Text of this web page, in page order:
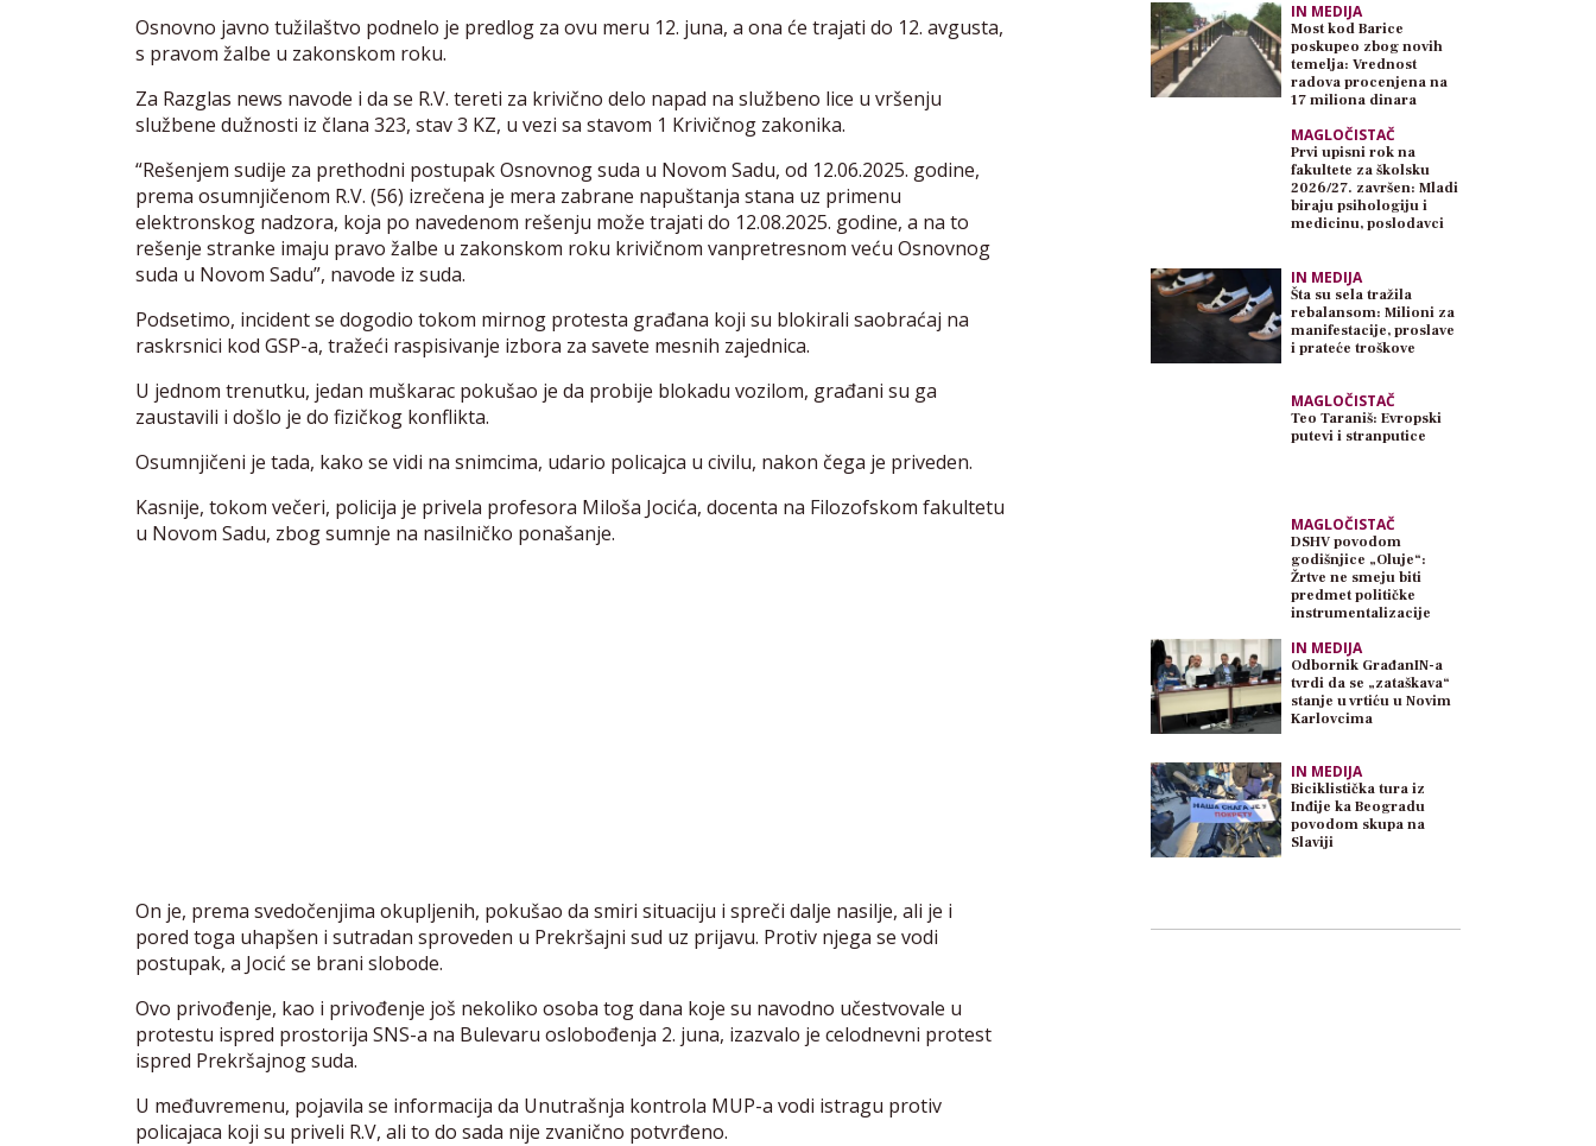
Osnovno javno tužilaštvo podnelo je predlog za ovu meru 12. juna, a ona će trajati do 12. avgusta,
s pravom žalbe u zakonskom roku.
Za Razglas news navode i da se R.V. tereti za krivično delo napad na službeno lice u vršenju
službene dužnosti iz člana 323, stav 3 KZ, u vezi sa stavom 1 Krivičnog zakonika.
“Rešenjem sudije za prethodni postupak Osnovnog suda u Novom Sadu, od 12.06.2025. godine,
prema osumnjičenom R.V. (56) izrečena je mera zabrane napuštanja stana uz primenu
elektronskog nadzora, koja po navedenom rešenju može trajati do 12.08.2025. godine, a na to
rešenje stranke imaju pravo žalbe u zakonskom roku krivičnom vanpretresnom veću Osnovnog
suda u Novom Sadu”, navode iz suda.
Podsetimo, incident se dogodio tokom mirnog protesta građana koji su blokirali saobraćaj na
raskrsnici kod GSP-a, tražeći raspisivanje izbora za savete mesnih zajednica.
U jednom trenutku, jedan muškarac pokušao je da probije blokadu vozilom, građani su ga
zaustavili i došlo je do fizičkog konflikta.
Osumnjičeni je tada, kako se vidi na snimcima, udario policajca u civilu, nakon čega je priveden.
Kasnije, tokom večeri, policija je privela profesora Miloša Jocića, docenta na Filozofskom fakultetu
u Novom Sadu, zbog sumnje na nasilničko ponašanje.
On je, prema svedočenjima okupljenih, pokušao da smiri situaciju i spreči dalje nasilje, ali je i
pored toga uhapšen i sutradan sproveden u Prekršajni sud uz prijavu. Protiv njega se vodi
postupak, a Jocić se brani slobode.
Ovo privođenje, kao i privođenje još nekoliko osoba tog dana koje su navodno učestvovale u
protestu ispred prostorija SNS-a na Bulevaru oslobođenja 2. juna, izazvalo je celodnevni protest
ispred Prekršajnog suda.
U međuvremenu, pojavila se informacija da Unutrašnja kontrola MUP-a vodi istragu protiv
policajaca koji su priveli R.V, ali to do sada nije zvanično potvrđeno.
IN MEDIJA
Most kod Barice
poskupeo zbog novih
temelja: Vrednost
radova procenjena na
17 miliona dinara
MAGLOČISTAČ
Prvi upisni rok na
fakultete za školsku
2026/27. završen: Mladi
biraju psihologiju i
medicinu, poslodavci
IN MEDIJA
Šta su sela tražila
rebalansom: Milioni za
manifestacije, proslave
i prateće troškove
MAGLOČISTAČ
Teo Taraniš: Evropski
putevi i stranputice
MAGLOČISTAČ
DSHV povodom
godišnjice „Oluje“:
Žrtve ne smeju biti
predmet političke
instrumentalizacije
IN MEDIJA
Odbornik GrađanIN-a
tvrdi da se „zataškava“
stanje u vrtiću u Novim
Karlovcima
IN MEDIJA
Biciklistička tura iz
Inđije ka Beogradu
povodom skupa na
Slaviji